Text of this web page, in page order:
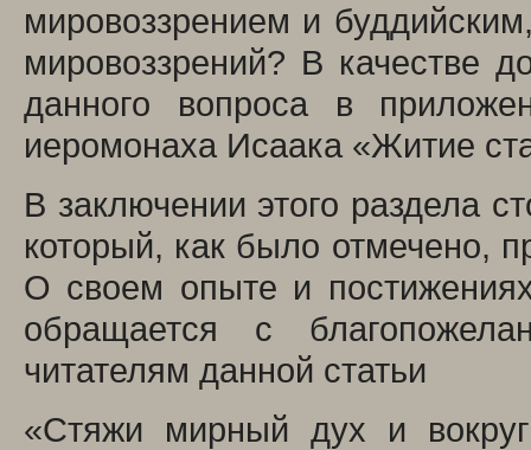
мировоззрением и
мировоззрений? В качестве
данного вопроса в
иеромонаха Исаака «Житие
В заключении этого раздела
который, как было отмечено,
О своем опыте и
обращается с
читателям данной статьи
«Стяжи мирный дух и